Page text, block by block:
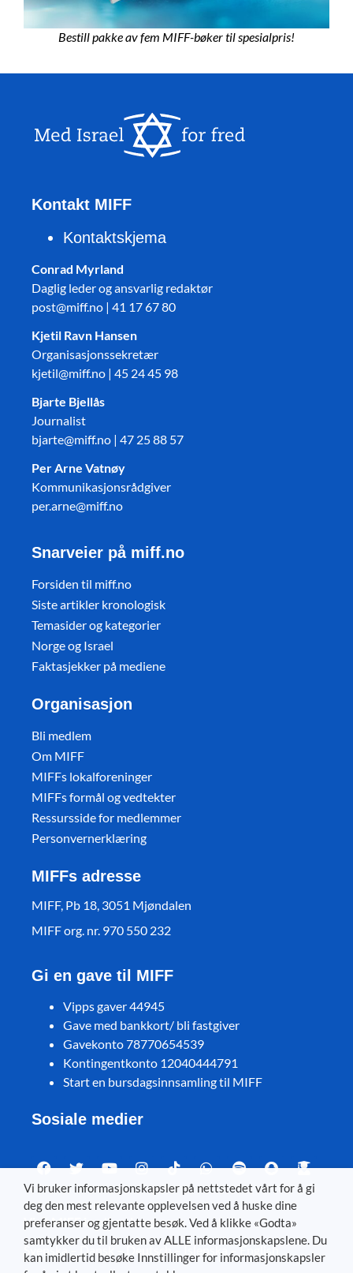
Bestill pakke av fem MIFF-bøker til spesialpris!
Kontakt MIFF
Kontaktskjema
Conrad Myrland
Daglig leder og ansvarlig redaktør
post@miff.no | 41 17 67 80
Kjetil Ravn Hansen
Organisasjonssekretær
kjetil@miff.no | 45 24 45 98
Bjarte Bjellås
Journalist
bjarte@miff.no | 47 25 88 57
Per Arne Vatnøy
Kommunikasjonsrådgiver
per.arne@miff.no
Snarveier på miff.no
Forsiden til miff.no
Siste artikler kronologisk
Temasider og kategorier
Norge og Israel
Faktasjekker på mediene
Organisasjon
Bli medlem
Om MIFF
MIFFs lokalforeninger
MIFFs formål og vedtekter
Ressursside for medlemmer
Personvernerklæring
MIFFs adresse
MIFF, Pb 18, 3051 Mjøndalen
MIFF org. nr. 970 550 232
Gi en gave til MIFF
Vipps gaver 44945
Gave med bankkort/ bli fastgiver
Gavekonto 78770654539
Kontingentkonto 12040444791
Start en bursdagsinnsamling til MIFF
Sosiale medier
Visit MIFF in other languages
Svenska– Dansk – Deutsch– Íslenska –English
Vi bruker informasjonskapsler på nettstedet vårt for å gi
deg den mest relevante opplevelsen ved å huske dine
preferanser og gjentatte besøk. Ved å klikke «Godta»
samtykker du til bruken av ALLE informasjonskapslene. Du
kan imidlertid besøke Innstillinger for informasjonskapsler